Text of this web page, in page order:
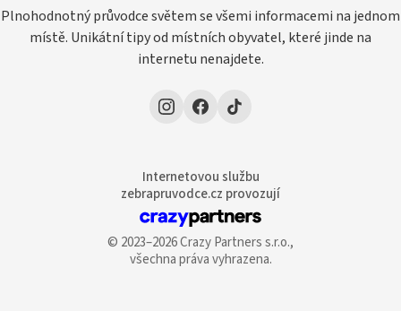
Plnohodnotný průvodce světem se všemi informacemi na jednom
místě. Unikátní tipy od místních obyvatel, které jinde na
internetu nenajdete.
Internetovou službu
zebrapruvodce.cz provozují
© 2023–2026 Crazy Partners s.r.o.,
všechna práva vyhrazena.